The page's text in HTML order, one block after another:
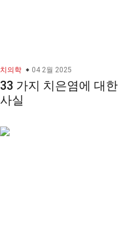
치의학 04 2월 2025
33 가지 치은염에 대한
사실